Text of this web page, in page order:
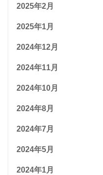
2025年2月
2025年1月
2024年12月
2024年11月
2024年10月
2024年8月
2024年7月
2024年5月
2024年1月